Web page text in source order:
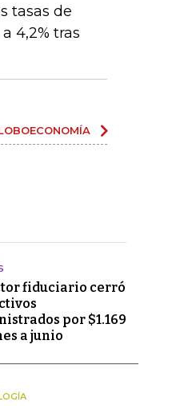
tasas de
4,2% tras
fiduciario cerró
por $1.169
a junio